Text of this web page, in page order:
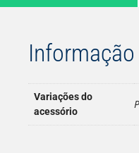
Variações do
acessório